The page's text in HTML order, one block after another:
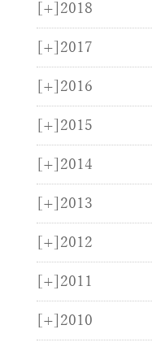
[+] 2018
[+] 2017
[+] 2016
[+] 2015
[+] 2014
[+] 2013
[+] 2012
[+] 2011
[+] 2010